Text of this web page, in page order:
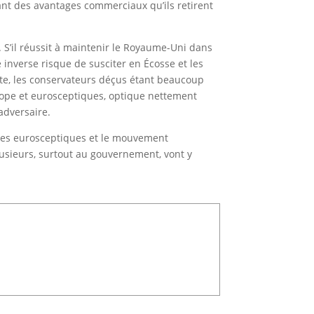
des avantages commerciaux qu’ils retirent
réussit à maintenir le Royaume-Uni dans
risque de susciter en Écosse et les
les conservateurs déçus étant beaucoup
et eurosceptiques, optique nettement
eurosceptiques et le mouvement
surtout au gouvernement, vont y